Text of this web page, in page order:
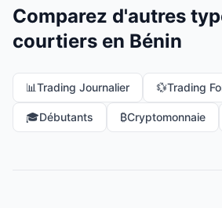
Comparez d'autres
courtiers en Bénin
📊Trading Journalier 💱Trading
🎓Débutants ₿Cryptomonnaie